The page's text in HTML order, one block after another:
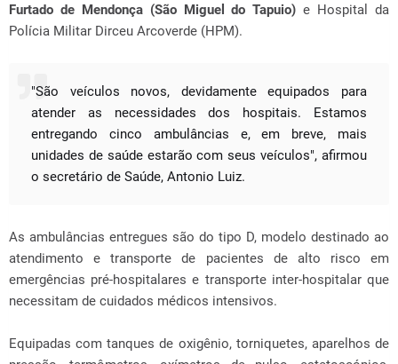
Furtado de Mendonça (São Miguel do Tapuio)e Hospital da
Polícia Militar Dirceu Arcoverde (HPM).
"São veículos novos, devidamente equipados para
atender as necessidades dos hospitais. Estamos
entregando cinco ambulâncias e, em breve, mais
unidades de saúde estarão com seus veículos", afirmou
o secretário de Saúde, Antonio Luiz.
As ambulâncias entregues são do tipo D, modelo destinado ao
atendimento e transporte de pacientes de alto risco em
emergências pré-hospitalares e transporte inter-hospitalar que
necessitam de cuidados médicos intensivos.
Equipadas com tanques de oxigênio, torniquetes, aparelhos de